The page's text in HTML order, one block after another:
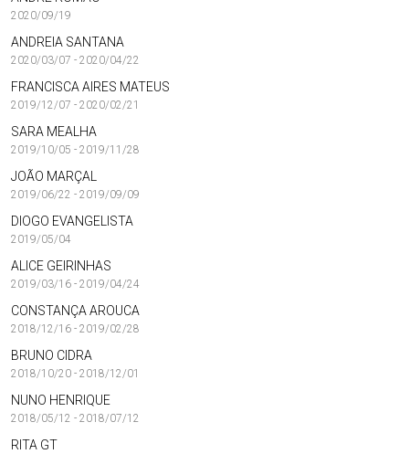
2020/09/19
ANDREIA SANTANA
2020/03/07 - 2020/04/22
FRANCISCA AIRES MATEUS
2019/12/07 - 2020/02/21
SARA MEALHA
2019/10/05 - 2019/11/28
JOÃO MARÇAL
2019/06/22 - 2019/09/09
DIOGO EVANGELISTA
2019/05/04
ALICE GEIRINHAS
2019/03/16 - 2019/04/24
CONSTANÇA AROUCA
2018/12/16 - 2019/02/28
BRUNO CIDRA
2018/10/20 - 2018/12/01
NUNO HENRIQUE
2018/05/12 - 2018/07/12
RITA GT